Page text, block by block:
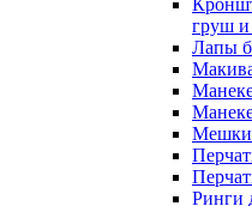
груш
Лапы
Мешки
Ринги